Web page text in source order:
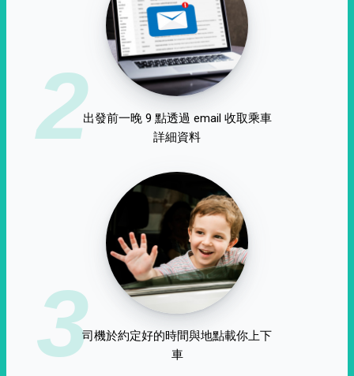
2出發前一晚 9 點透過 email 收取乘車
詳細資料
3司機於約定好的時間與地點載你上下
車